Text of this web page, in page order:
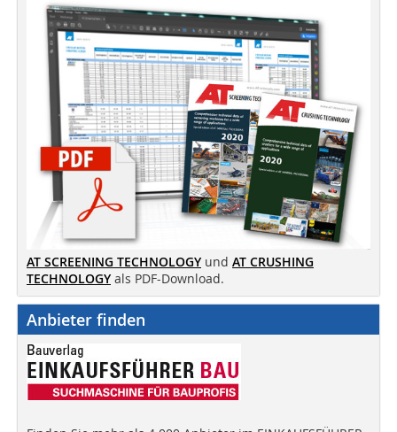
AT SCREENING TECHNOLOGY und AT CRUSHING
TECHNOLOGY als PDF-Download.
Anbieter finden